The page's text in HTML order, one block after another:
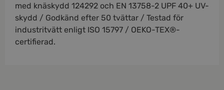
med knäskydd 124292 och EN 13758-2 UPF 40+ UV-
skydd / Godkänd efter 50 tvättar / Testad för
industritvätt enligt ISO 15797 / OEKO-TEX®-
certifierad.